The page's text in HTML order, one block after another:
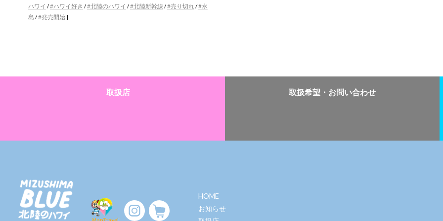
ハワイ /#ハワイ好き /#北陸のハワイ /#北陸新幹線 /#売り切れ/#水
島 /#発売開始]
取扱店 取扱希望・ お問い合わせ
HOME
お知らせ